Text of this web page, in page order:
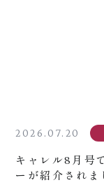
2026.07.20
キャレル8月号
ーが紹介されま